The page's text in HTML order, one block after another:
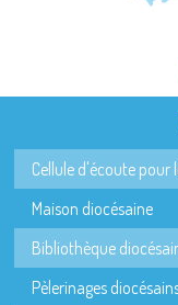
Cellule d'écoute pour
Maison diocésaine
Bibliothèque
Pèlerinages